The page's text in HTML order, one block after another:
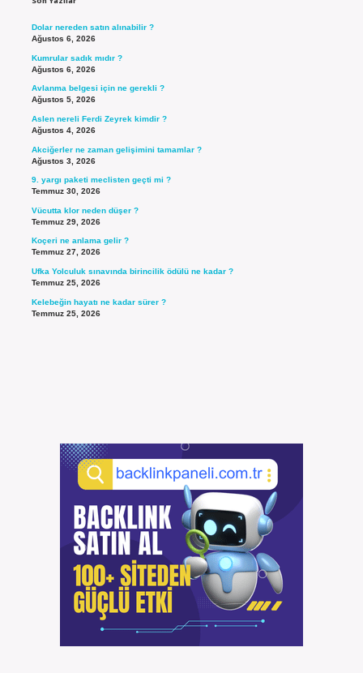
Dolar nereden satın alınabilir ?
Ağustos 6, 2026
Kumrular sadık mıdır ?
Ağustos 6, 2026
Avlanma belgesi için ne gerekli ?
Ağustos 5, 2026
Aslen nereli Ferdi Zeyrek kimdir ?
Ağustos 4, 2026
Akciğerler ne zaman gelişimini tamamlar ?
Ağustos 3, 2026
9. yargı paketi meclisten geçti mi ?
Temmuz 30, 2026
Vücutta klor neden düşer ?
Temmuz 29, 2026
Koçeri ne anlama gelir ?
Temmuz 27, 2026
Ufka Yolculuk sınavında birincilik ödülü ne kadar ?
Temmuz 25, 2026
Kelebeğin hayatı ne kadar sürer ?
Temmuz 25, 2026